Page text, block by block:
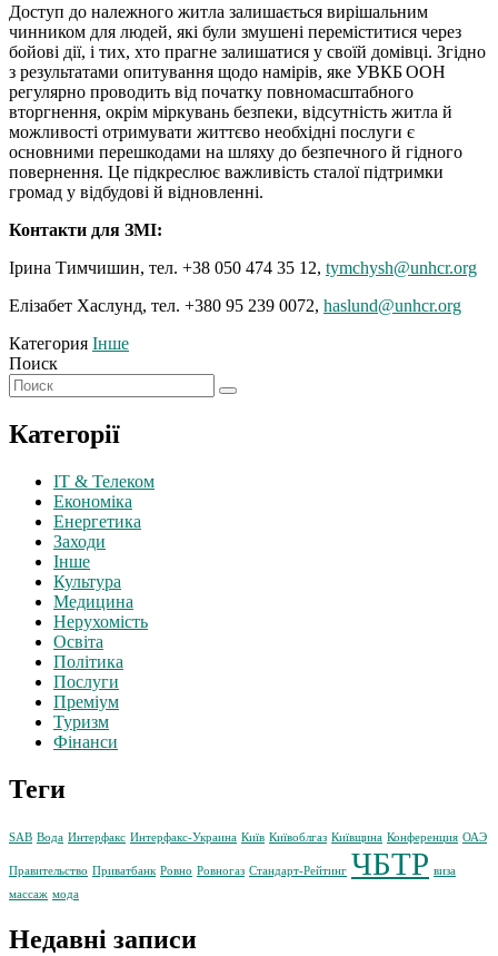
Доступ до належного житла залишається вирішальним
чинником для людей, які були змушені переміститися через
бойові дії, і тих, хто прагне залишатися у своїй домівці. Згідно
з результатами опитування щодо намірів, яке УВКБ ООН
регулярно проводить від початку повномасштабного
вторгнення, окрім міркувань безпеки, відсутність житла й
можливості отримувати життєво необхідні послуги є
основними перешкодами на шляху до безпечного й гідного
повернення. Це підкреслює важливість сталої підтримки
громад у відбудові й відновленні.
Контакти для ЗМІ:
Ірина Тимчишин, тел. +38 050 474 35 12, tymchysh@unhcr.org
Елізабет Хаслунд, тел. +380 95 239 0072, haslund@unhcr.org
Категория Інше
Поиск
Категорії
IT & Телеком
Економіка
Енергетика
Заходи
Інше
Культура
Медицина
Нерухомість
Освіта
Політика
Послуги
Преміум
Туризм
Фінанси
Теги
SAB Вода Интерфакс Интерфакс-Украина Київ Київоблгаз Київщина Конференция ОАЭ
Правительство Приватбанк Ровно Ровногаз Стандарт-Рейтинг ЧБТР виза
массаж мода
Недавні записи